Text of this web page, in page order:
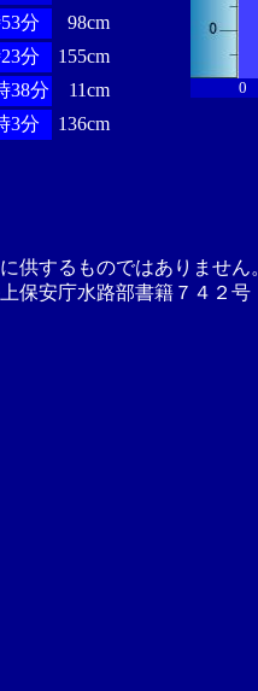
分
98cm
分
155cm
38分
11cm
3分
136cm
0
供するものではありませ
保安庁水路部書籍７４２